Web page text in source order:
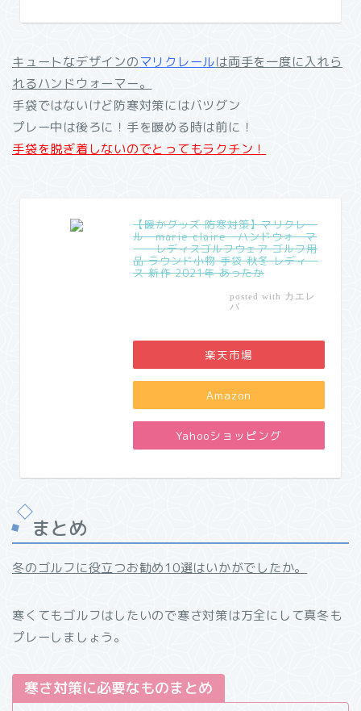
キュートなデザインのマリクレールは両手を一度に入れら
れるハンドウォーマー。
手袋ではないけど防寒対策にはバツグン
プレー中は後ろに！手を暖める時は前に！
手袋を脱ぎ着しないのでとってもラクチン！
【暖かグッズ 防寒対策】マリクレー
ル marie claire ハンドウォーマ
ー レディスゴルフウェア ゴルフ用
品 ラウンド小物 手袋 秋冬 レディー
ス 新作 2021年 あったか
posted with カエレ
バ
楽天市場
Amazon
Yahooショッピング
まとめ
冬のゴルフに役立つお勧め10選はいかがでしたか。
寒くてもゴルフはしたいので寒さ対策は万全にして真冬も
プレーしましょう。
寒さ対策に必要なものまとめ